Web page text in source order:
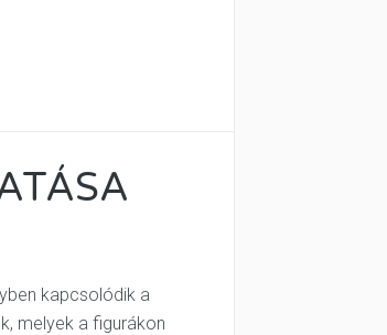
kapcsolódik a
melyek a figurákon